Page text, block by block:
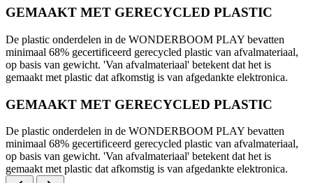
GEMAAKT MET GERECYCLED PLASTIC
De plastic onderdelen in de WONDERBOOM PLAY bevatten
minimaal 68% gecertificeerd gerecycled plastic van afvalmateriaal,
op basis van gewicht. 'Van afvalmateriaal' betekent dat het is
gemaakt met plastic dat afkomstig is van afgedankte elektronica.
GEMAAKT MET GERECYCLED PLASTIC
De plastic onderdelen in de WONDERBOOM PLAY bevatten
minimaal 68% gecertificeerd gerecycled plastic van afvalmateriaal,
op basis van gewicht. 'Van afvalmateriaal' betekent dat het is
gemaakt met plastic dat afkomstig is van afgedankte elektronica.